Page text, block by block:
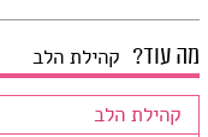
מה עוד? קהילת הלב
קהילת הלב